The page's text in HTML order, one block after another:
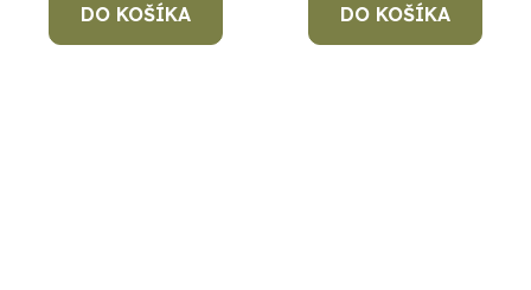
DO KOŠÍKA DO KOŠÍKA